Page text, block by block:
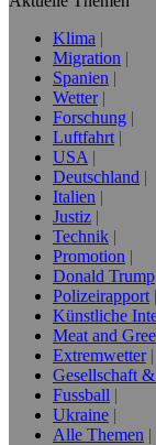
Klima
Migration
Spanien
Wetter
Forschung
Luftfahrt
USA
Deutschland
Italien
Justiz
Technik
Promotion
Donald Trump
Polizeirapport
Künstliche
Meat and
Extremwetter
Gesellschaft
Fussball
Ukraine
Alle Themen